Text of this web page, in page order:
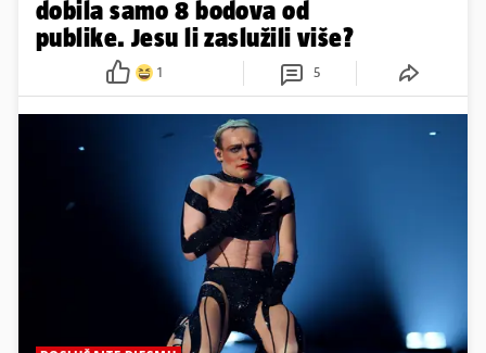
dobila samo 8 bodova od
publike. Jesu li zaslužili više?
1 5